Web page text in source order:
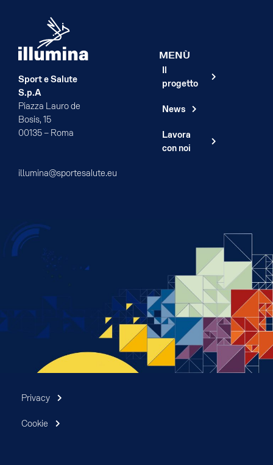
Sport e Salute
S.p.A
Piazza Lauro de
Bosis, 15
00135 – Roma
illumina@sportesalute.eu
MENÙ
progetto
News
Lavora
con noi
Privacy
Cookie